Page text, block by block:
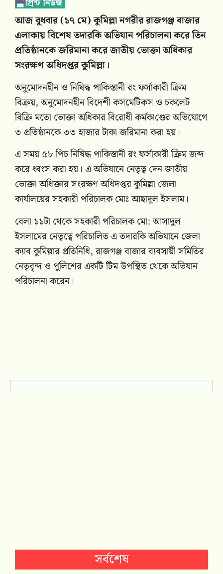
আজ বুধবার (১৭ মে) কু‌মিল্লা নগরীর রাজগঞ্জ বাজার
এলাকায় বিশেষ তদারকি অভিযান পরিচালনা করে তিন
প্রতিষ্ঠানকে জরিমানা করে জাতীয় ভোক্তা অধিকার
সংরক্ষণ অধিদপ্তর কু‌মিল্লা।
অনুমোদনহীন ও নি‌ষিদ্ধ পা‌কিস্তানী রং ফর্সাকারী ক্রিম
বিক্রয়, অনুমোদনহীন বিদেশী কসমেটিকস ও চকলেট
বি‌ক্রি মতো ভোক্তা অ‌ধিকার বি‌রোধী কর্মকা‌ণ্ডের অভিযোগে
৩ প্রতিষ্ঠানকে ৩৩ হাজার টাকা জ‌রিমানা করা হয়।
এ সময় ৫৮ পিচ নি‌ষিদ্ধ পা‌কিস্তানী রং ফর্সাকারী ক্রিম জব্দ
করে ধ্বংস করা হয়। এ অভিযানে নেতৃত্ব দেন জাতীয়
ভোক্তা অধিক্তার সংরক্ষণ অধিদপ্তর কুমিল্লা জেলা
কার্যালয়ের সহকারী পরিচালক মোঃ আছাদুল ইসলাম।
বেলা ১১টা থেকে সহকারী পরিচালক মো: আসাদুল
ইসলামের নেতৃত্বে পরিচালিত এ তদার‌কি অভিযানে জেলা
ক্যাব কুমিল্লার প্রতিনিধি, রাজগঞ্জ বাজার ব্যবসায়ী সমিতির
নেতৃবৃন্দ ও পুলিশের এক‌টি টিম উপস্থিত থেকে অভিযান
পরিচালনা করেন।
সর্বশেষ